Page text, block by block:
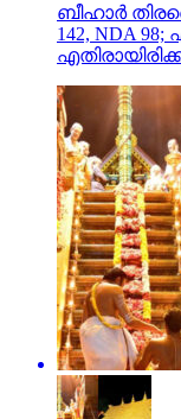
ബീഹാർ
142, NDA